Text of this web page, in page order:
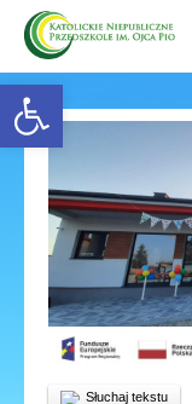
Open toolbar
Słuchaj tekstu